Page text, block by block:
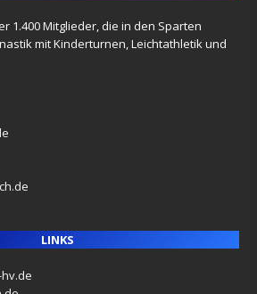
1.400 Mitglieder, die in den Sparten
mit Kinderturnen, Leichtathletik und
LINKS